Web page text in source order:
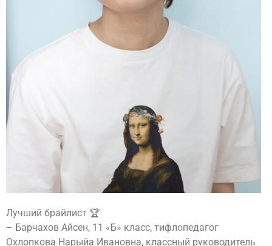
Лучший брайлист 🏆
– Барчахов Айсен, 11 «Б» класс, тифлопедагог
Охлопкова Нарыйа Ивановна, классный руководитель